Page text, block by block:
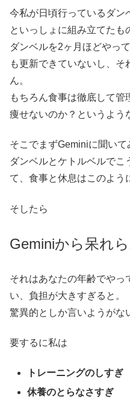
今私が日頃行っているダン
といっしょに組み立てたも
ダンベルを2ヶ月ほどやっ
も更新できていないし、
ん。
もちろん食事は徹底して
痩せないのか？というよう
そこでまずGeminiに聞いて
ダンベルとケトルベルでこ
て、食事と休息はこのよう
そしたら
Geminiから呆れ
それはあなたの年齢でやっ
い、負担が大きすぎると。
驚異的としか言いようがな
要するに私は
トレーニングのしすぎ
休養のとらなさすぎ